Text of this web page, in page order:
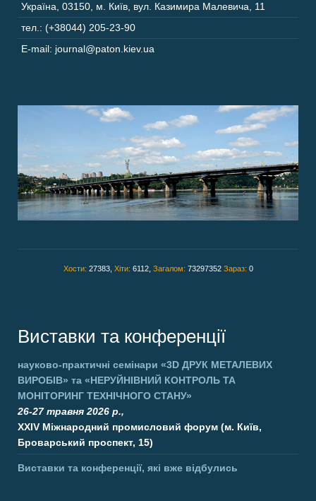
Україна 03150 м. Київ, вул. Казимира Малевича, 11
тел.: (+38044) 205-23-90
E-mail: journal@paton.kiev.ua
Хости: 27383, Хіти: 6112, Загалом: 73297352 Зараз: 0
Виставки та конференції
науково-практичні семінари «3D ДРУК МЕТАЛЕВИХ
ВИРОБІВ» та «НЕРУЙНІВНИЙ КОНТРОЛЬ ТА
МОНІТОРИНГ ТЕХНІЧНОГО СТАНУ»
26-27 травня 2026 р.,
XXIV Міжнародний промисловий форум (м. Київ,
Броварський проспект, 15)
Виставки та конференції, які вже відбулись